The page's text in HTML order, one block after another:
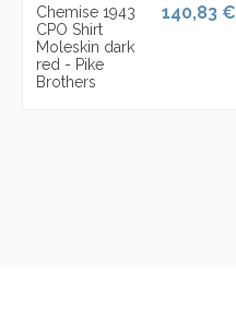
Chemise 1943
CPO Shirt
Moleskin dark
red - Pike
Brothers
140,83 €